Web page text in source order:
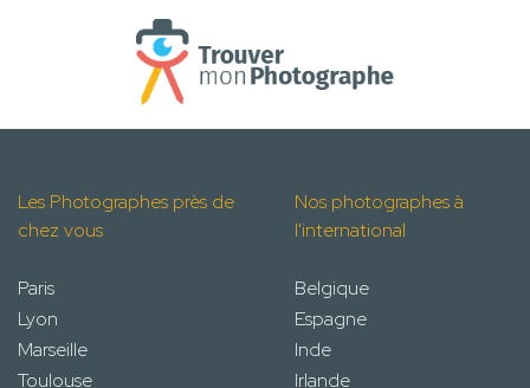
Les Photographes près de
chez vous
Paris
Lyon
Marseille
Toulouse
Nos photographes à
l'international
Belgique
Espagne
Inde
Irlande